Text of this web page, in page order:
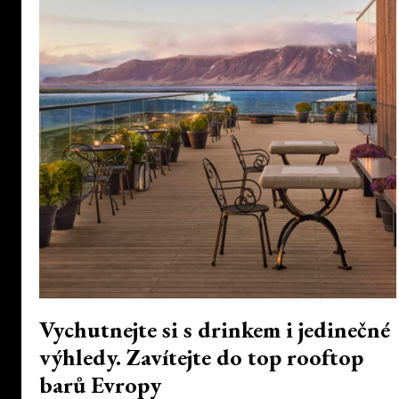
Vychutnejte si s drinkem i jedinečné
výhledy. Zavítejte do top rooftop
barů Evropy